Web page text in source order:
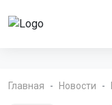
Главная Новости